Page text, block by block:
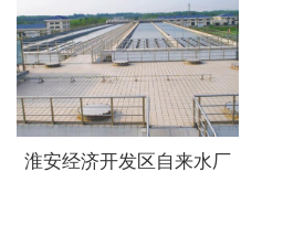
淮安经济开发区自来水厂